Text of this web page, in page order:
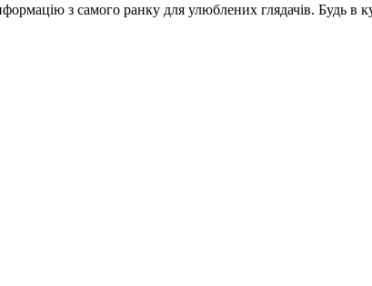
з самого ранку для улюблених глядачів. Будь в